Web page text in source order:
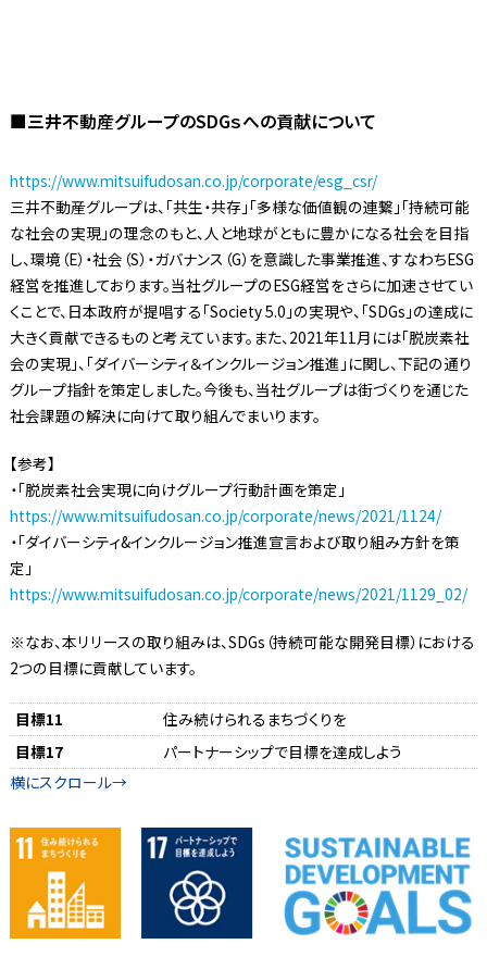
■三井不動産グループのSDGｓへの貢献について
https://www.mitsuifudosan.co.jp/corporate/esg_csr/
三井不動産グループは、「共生・共存」「多様な価値観の連繋」「持続可能
な社会の実現」の理念のもと、人と地球がともに豊かになる社会を目指
し、環境（E）・社会（S）・ガバナンス（G）を意識した事業推進、すなわちESG
経営を推進しております。当社グループのESG経営をさらに加速させてい
くことで、日本政府が提唱する「Society 5.0」の実現や、「SDGs」の達成に
大きく貢献できるものと考えています。また、2021年11月には「脱炭素社
会の実現」、「ダイバーシティ＆インクルージョン推進」に関し、下記の通り
グループ指針を策定しました。今後も、当社グループは街づくりを通じた
社会課題の解決に向けて取り組んでまいります。
【参考】
・「脱炭素社会実現に向けグループ行動計画を策定」
https://www.mitsuifudosan.co.jp/corporate/news/2021/1124/
・「ダイバーシティ&インクルージョン推進宣言および取り組み方針を策
定」
https://www.mitsuifudosan.co.jp/corporate/news/2021/1129_02/
※なお、本リリースの取り組みは、SDGs（持続可能な開発目標）における
2つの目標に貢献しています。
目標11
住み続けられるまちづくりを
目標17
パートナーシップで目標を達成しよう